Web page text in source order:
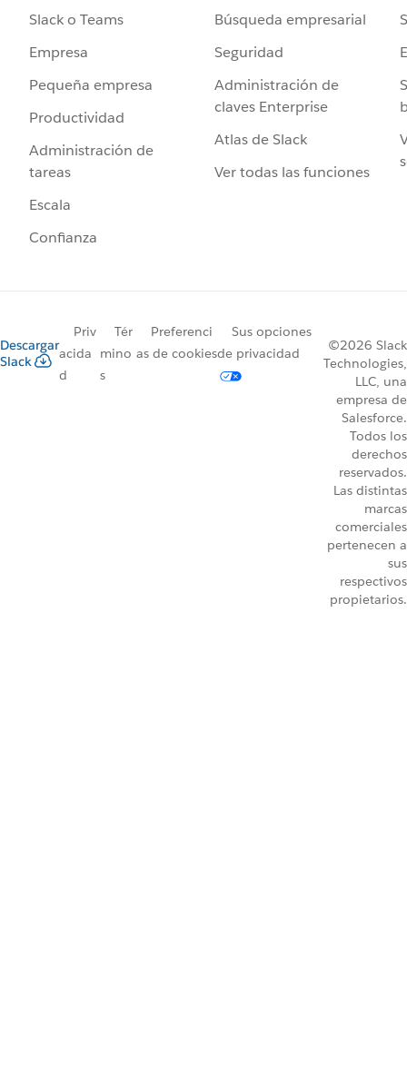
Slack o Teams
Empresa
Pequeña empresa
Productividad
Administración de
tareas
Escala
Confianza
Búsqueda empresarial
Seguridad
Administración de
claves Enterprise
Atlas de Slack
Ver todas las funciones
Descargar
Slack
Priv
acida
d
Tér
mino
s
Preferenci
as de cookies
Sus opciones
de privacidad
©2026 Slack
Technologies,
LLC, una
empresa de
Salesforce.
Todos los
derechos
reservados.
Las distintas
marcas
comerciales
pertenecen a
sus
respectivos
propietarios.